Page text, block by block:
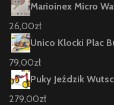
Marioinex Micro
26,00zł
Unico Klocki Plac
79,00zł
Puky Jeździk
279,00zł